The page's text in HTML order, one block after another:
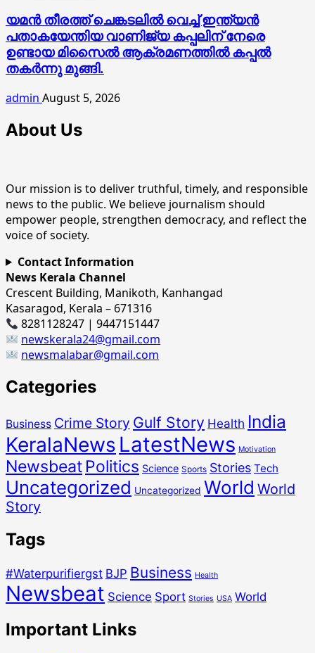
യമൻ തീരത്ത് ചെങ്കടലിൽ വെച്ച് ഇന്ത്യൻ
പതാകയേന്തിയ വാണിജ്യ കപ്പലിന് നേരെ
ഉണ്ടായ മിസൈൽ ആക്രമണത്തിൽ കപ്പൽ
തകർന്നു മുങ്ങി.
admin August 5, 2026
About Us
Our mission is to deliver truthful, timely, and responsible
news to the public. We believe journalism should
empower people, strengthen democracy, and reflect the
voice of society.
Contact Information
News Kerala Channel
Crescent Building, Manikoth, Kanhangad
Kasaragod, Kerala – 671316
8281128247 | 9447151447
newskerala24@gmail.com
newsmalabar@gmail.com
Categories
Business Crime Story Gulf Story Health India
KeralaNews LatestNews Motivation
Newsbeat Politics Science Sports Stories Tech
Uncategorized Uncategorized World World
Story
Tags
#Waterpurifiergst BJP Business Health
Newsbeat Science Sport Stories USA World
Important Links